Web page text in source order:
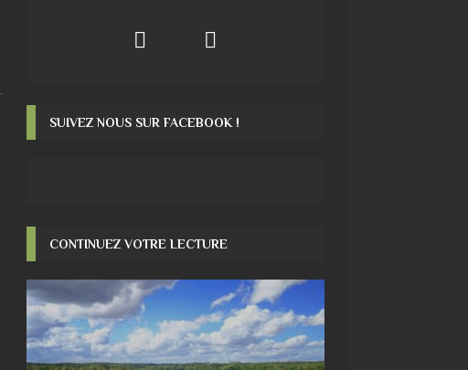
SUIVEZ NOUS SUR FACEBOOK !
CONTINUEZ VOTRE LECTURE